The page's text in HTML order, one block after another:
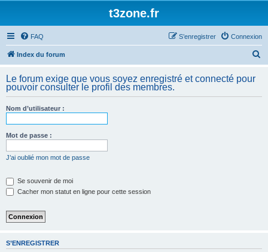
t3zone.fr
FAQ Connexion
S’enregistrer
Index du forum
h
Le forum exige que vous soyez enregistré et connecté pour
pouvoir consulter le profil des membres.
Nom d’utilisateur :
Mot de passe :
J’ai oublié mon mot de passe
Se souvenir de moi
Cacher mon statut en ligne pour cette session
S’ENREGISTRER